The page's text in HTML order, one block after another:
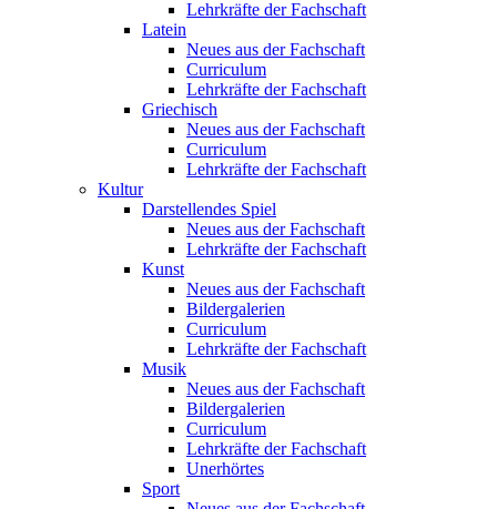
Lehrkräfte der Fachschaft
Latein
Neues aus der Fachschaft
Curriculum
Lehrkräfte der Fachschaft
Griechisch
Neues aus der Fachschaft
Curriculum
Lehrkräfte der Fachschaft
Kultur
Darstellendes Spiel
Neues aus der Fachschaft
Lehrkräfte der Fachschaft
Kunst
Neues aus der Fachschaft
Bildergalerien
Curriculum
Lehrkräfte der Fachschaft
Musik
Neues aus der Fachschaft
Bildergalerien
Curriculum
Lehrkräfte der Fachschaft
Unerhörtes
Sport